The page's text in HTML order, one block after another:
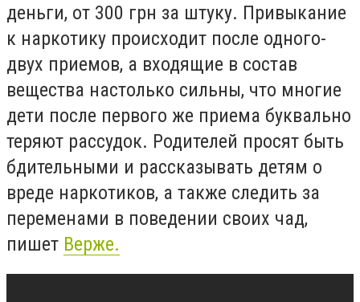
деньги, от 300 грн за штуку. Привыкание
к наркотику происходит после одного-
двух приемов, а входящие в состав
вещества настолько сильны, что многие
дети после первого же приема буквально
теряют рассудок. Родителей просят быть
бдительными и рассказывать детям о
вреде наркотиков, а также следить за
переменами в поведении своих чад,
пишет Верже.